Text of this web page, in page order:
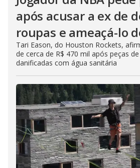
após acusar a ex de
roupas e ameaçá-lo
Tari Eason, do Houston Rockets,
de cerca de R$ 470 mil após peças
danificadas com água sanitária